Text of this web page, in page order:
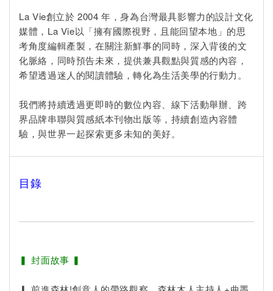
La Vie創立於 2004 年，身為台灣最具影響力的設計文化
媒體，La Vie以「擁有國際視野，且能回望本地」的思
考角度編輯產製，在關注新鮮事的同時，深入背後的文
化脈絡，同時預告未來，提供兼具觀點與質感的內容，
希望透過迷人的閱讀體驗，轉化為生活美學的行動力。
我們將持續透過更即時的數位內容、線下活動舉辦、跨
界品牌串聯與質感紙本刊物出版等，持續創造內容體
驗，與世界一起探索更多未知的美好。
目錄
▍ 封面故事 ▍